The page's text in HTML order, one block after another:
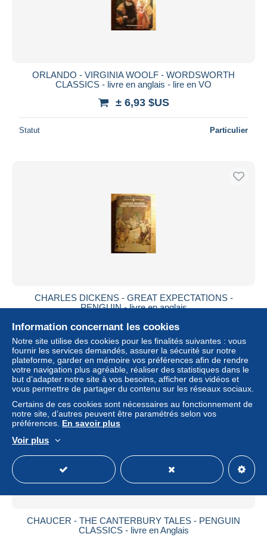
ORLANDO - VIRGINIA WOOLF - WORDSWORTH
CLASSICS - livre en anglais - lire en VO
± 6,93 $US
Statut Particulier
CHARLES DICKENS - GREAT EXPECTATIONS -
PENGUIN - livre en anglais
± 4,62 $US
Statut Particulier
CHAUCER - THE CANTERBURY TALES - PENGUIN
CLASSICS - livre en Anglais
Information concernant les cookies
Notre site utilise des cookies pour les finalités suivantes : vous
fournir les services demandés, assurer la sécurité sur notre
plateforme, garder en mémoire vos préférences afin de rendre
votre navigation plus agréable, réaliser des statistiques dans le
but d’adapter notre site à vos besoins, afficher des vidéos et
vous permettre de partager du contenu sur les réseaux sociaux.
Certains de ces cookies sont nécessaires au fonctionnement de
notre site, d’autres peuvent être paramétrés selon vos
préférences. En savoir plus
Voir plus